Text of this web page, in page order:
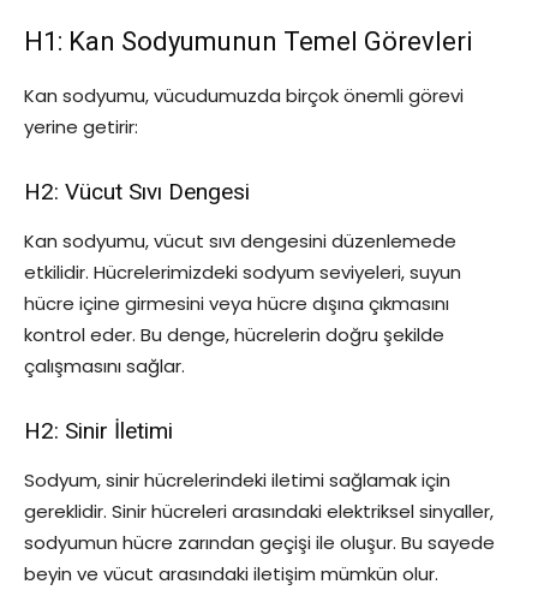
H1: Kan Sodyumunun Temel Görevleri
Kan sodyumu, vücudumuzda birçok önemli görevi
yerine getirir:
H2: Vücut Sıvı Dengesi
Kan sodyumu, vücut sıvı dengesini düzenlemede
etkilidir. Hücrelerimizdeki sodyum seviyeleri, suyun
hücre içine girmesini veya hücre dışına çıkmasını
kontrol eder. Bu denge, hücrelerin doğru şekilde
çalışmasını sağlar.
H2: Sinir İletimi
Sodyum, sinir hücrelerindeki iletimi sağlamak için
gereklidir. Sinir hücreleri arasındaki elektriksel sinyaller,
sodyumun hücre zarından geçişi ile oluşur. Bu sayede
beyin ve vücut arasındaki iletişim mümkün olur.